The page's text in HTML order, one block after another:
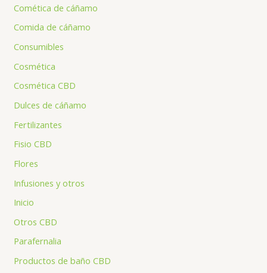
Comética de cáñamo
Comida de cáñamo
Consumibles
Cosmética
Cosmética CBD
Dulces de cáñamo
Fertilizantes
Fisio CBD
Flores
Infusiones y otros
Inicio
Otros CBD
Parafernalia
Productos de baño CBD